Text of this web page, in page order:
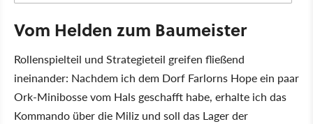
Vom Helden zum Baumeister
Rollenspielteil und Strategieteil greifen fließend
ineinander: Nachdem ich dem Dorf Farlorns Hope ein paar
Ork-Minibosse vom Hals geschafft habe, erhalte ich das
Kommando über die Miliz und soll das Lager der